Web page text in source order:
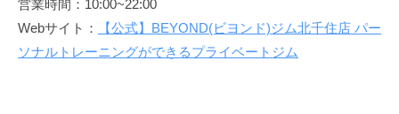
営業時間：10:00~22:00
Webサイト：
【公式】BEYOND(ビヨンド)ジム北千住店 パー
ソナルトレーニングができるプライベートジム